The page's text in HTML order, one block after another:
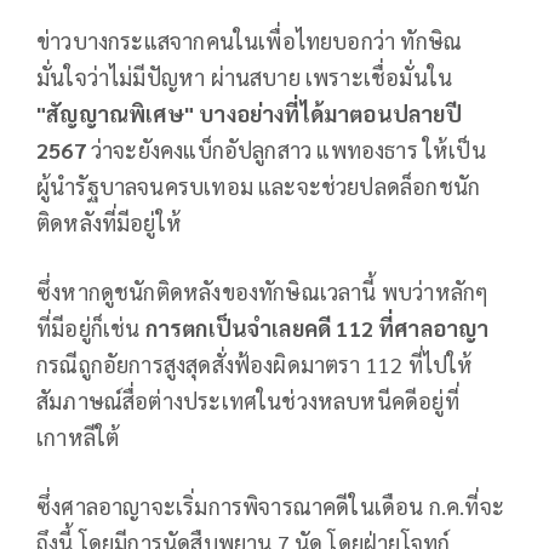
ข่าวบางกระแสจากคนในเพื่อไทยบอกว่า ทักษิณ
มั่นใจว่าไม่มีปัญหา ผ่านสบาย เพราะเชื่อมั่นใน
"สัญญาณพิเศษ" บางอย่างที่ได้มาตอนปลายปี
2567ว่าจะยังคงแบ็กอัปลูกสาว แพทองธาร ให้เป็น
ผู้นำรัฐบาลจนครบเทอม และจะช่วยปลดล็อกชนัก
ติดหลังที่มีอยู่ให้
ซึ่งหากดูชนักติดหลังของทักษิณเวลานี้ พบว่าหลักๆ
ที่มีอยู่ก็เช่น การตกเป็นจำเลยคดี 112 ที่ศาลอาญา
กรณีถูกอัยการสูงสุดสั่งฟ้องผิดมาตรา 112 ที่ไปให้
สัมภาษณ์สื่อต่างประเทศในช่วงหลบหนีคดีอยู่ที่
เกาหลีใต้
ซึ่งศาลอาญาจะเริ่มการพิจารณาคดีในเดือน ก.ค.ที่จะ
ถึงนี้ โดยมีการนัดสืบพยาน 7 นัด โดยฝ่ายโจทก์